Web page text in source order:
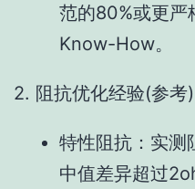
范的80%或更严
Know-How。
2. 阻抗优化经验(参考)
特性阻抗：实测
中值差异超过